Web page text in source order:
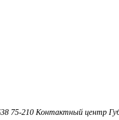
75-210 Контактный центр